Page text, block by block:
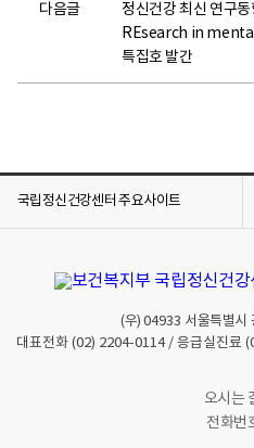
다음글
정신건강 최신 연구
REsearch in
특집호 발간
국립정신건강센터 주요사이트
(우)04933 서울특별시
대표전화 (02) 2204-0114/ 응급실진료
오시는
전화번